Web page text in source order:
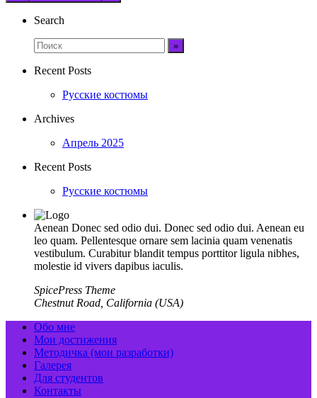
Search
Recent Posts
Русские костюмы
Archives
Апрель 2025
Recent Posts
Русские костюмы
Aenean Donec sed odio dui. Donec sed odio dui. Aenean eu
leo quam. Pellentesque ornare sem lacinia quam venenatis
vestibulum. Curabitur blandit tempus porttitor ligula nibhes,
molestie id vivers dapibus iaculis.
SpicePress Theme
Chestnut Road, California (USA)
Обо мне
Мои достижения
Методичка (мои разработки)
Галерея
Для студентов
Контакты